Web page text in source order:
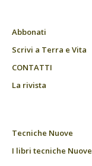
Abbonati
Scrivi a Terra e Vita
CONTATTI
La rivista
Tecniche Nuove
I libri tecniche Nuove